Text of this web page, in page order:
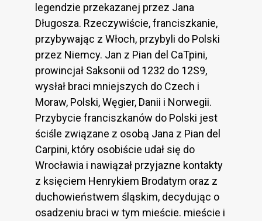
legendzie przekazanej przez Jana
Długosza. Rzeczywiście, franciszkanie,
przybywając z Włoch, przybyli do Polski
przez Niemcy. Jan z Pian del CaTpini,
prowincjał Saksonii od 1232 do 12S9,
wysłał braci mniejszych do Czech i
Moraw, Polski, Węgier, Danii i Norwegii.
Przybycie franciszkanów do Polski jest
ściśle związane z osobą Jana z Pian del
Carpini, który osobiście udał się do
Wrocławia i nawiązał przyjazne kontakty
z księciem Henrykiem Brodatym oraz z
duchowieństwem śląskim, decydując o
osadzeniu braci w tym mieście. mieście i